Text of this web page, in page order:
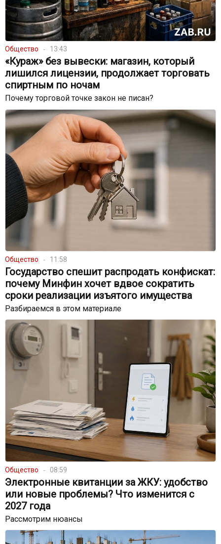
Общество 13:43
«Кураж» без вывески: магазин, который
лишился лицензии, продолжает торговать
спиртным по ночам
Почему торговой точке закон не писан?
Общество 11:58
Государство спешит распродать конфискат:
почему Минфин хочет вдвое сократить
сроки реализации изъятого имущества
Разбираемся в этом материале
Общество 08:59
Электронные квитанции за ЖКУ: удобство
или новые проблемы? Что изменится с
2027 года
Рассмотрим нюансы